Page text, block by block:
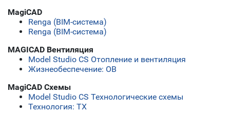
MagiCAD
Renga (BIM-система)
Renga (BIM-система)
MAGICAD Вентиляция
Model Studio CS Отопление и вентиляция
Жизнеобеспечение: ОВ
MagiCAD Схемы
Model Studio CS Технологические схемы
Технология: ТХ